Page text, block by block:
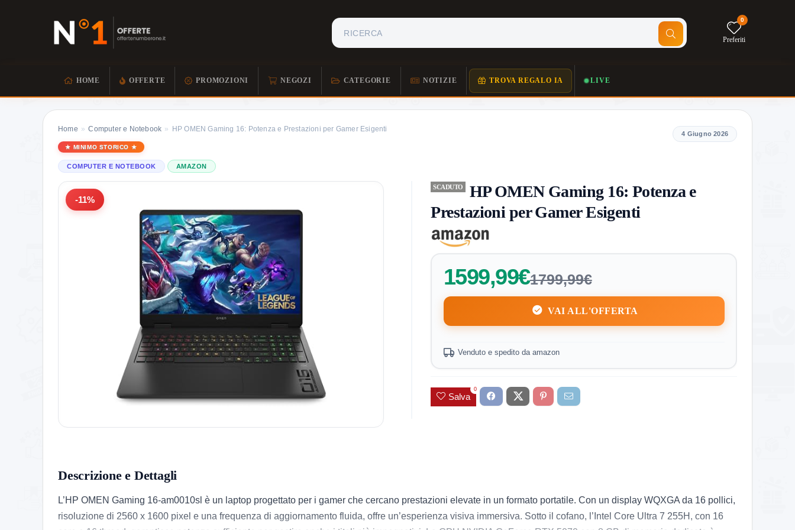
0
Preferiti
HOME OFFERTE PROMOZIONI NEGOZI CATEGORIE NOTIZIE TROVA REGALO IA LIVE
Home » Computer e Notebook » HP OMEN Gaming 16: Potenza e Prestazioni per Gamer Esigenti
MINIMO STORICO
COMPUTER E NOTEBOOK AMAZON
-11%
SCADUTO
HP OMEN Gaming 16: Potenza e
Prestazioni per Gamer Esigenti
1599,99€1799,99€
VAI ALL'OFFERTA
Venduto e spedito da amazon
Salva
0
4 Giugno 2026
Descrizione e Dettagli
L’HP OMEN Gaming 16-am0010sl è un laptop progettato per i gamer che cercano prestazioni elevate in un formato portatile. Con un display WQXGA da 16 pollici,
risoluzione di 2560 x 1600 pixel e una frequenza di aggiornamento fluida, offre un’esperienza visiva immersiva. Sotto il cofano, l’Intel Core Ultra 7 255H, con 16